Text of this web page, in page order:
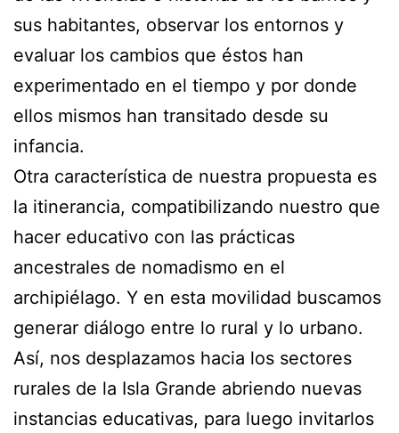
sus habitantes, observar los entornos y
evaluar los cambios que éstos han
experimentado en el tiempo y por donde
ellos mismos han transitado desde su
infancia.
Otra característica de nuestra propuesta es
la itinerancia, compatibilizando nuestro que
hacer educativo con las prácticas
ancestrales de nomadismo en el
archipiélago. Y en esta movilidad buscamos
generar diálogo entre lo rural y lo urbano.
Así, nos desplazamos hacia los sectores
rurales de la Isla Grande abriendo nuevas
instancias educativas, para luego invitarlos